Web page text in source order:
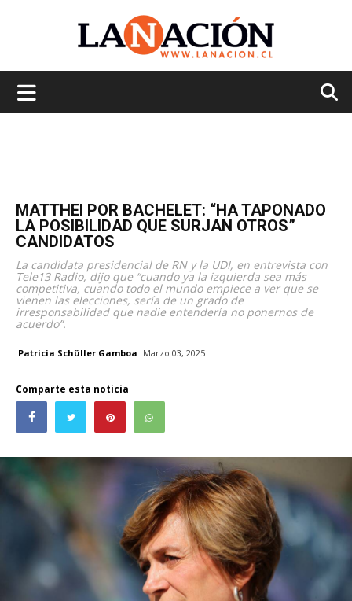
MATTHEI POR BACHELET: “HA TAPONADO
LA POSIBILIDAD QUE SURJAN OTROS”
CANDIDATOS
La candidata presidencial de RN y la UDI, en entrevista con
Tele13 Radio, dijo que “cuando ya la izquierda sea más
competitiva, cuando todo el mundo empiece a ver que se
vienen las elecciones, sería de un grado de
irresponsabilidad que nadie entendería no ponernos de
acuerdo”.
Patricia Schüller Gamboa Marzo 03, 2025
Comparte esta noticia